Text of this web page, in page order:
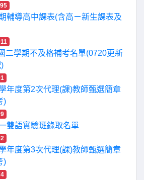
輔導高中課表(含高ㄧ新生課表及
二學期不及格補考名單(0720更新
年度第2次代理(課)教師甄選簡章
)
雙語實驗班錄取名單
年度第3次代理(課)教師甄選簡章
)